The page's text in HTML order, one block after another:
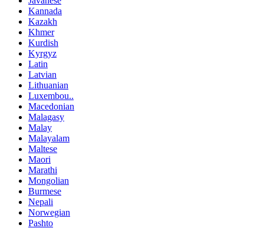
Kannada
Kazakh
Khmer
Kurdish
Kyrgyz
Latin
Latvian
Lithuanian
Luxembou..
Macedonian
Malagasy
Malay
Malayalam
Maltese
Maori
Marathi
Mongolian
Burmese
Nepali
Norwegian
Pashto